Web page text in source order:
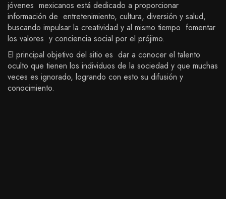
jóvenes mexicanos está dedicado a proporcionar
información de entretenimiento, cultura, diversión y salud,
buscando impulsar la creatividad y al mismo tiempo fomentar
los valores y conciencia social por el prójimo.
El principal objetivo del sitio es dar a conocer el talento
oculto que tienen los individuos de la sociedad y que muchas
veces es ignorado, logrando con esto su difusión y
conocimiento.